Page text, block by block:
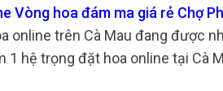
Vòng hoa đám ma giá rẻ Chợ
online trên Cà Mau đang được
1 hệ trọng đặt hoa online tại Cà